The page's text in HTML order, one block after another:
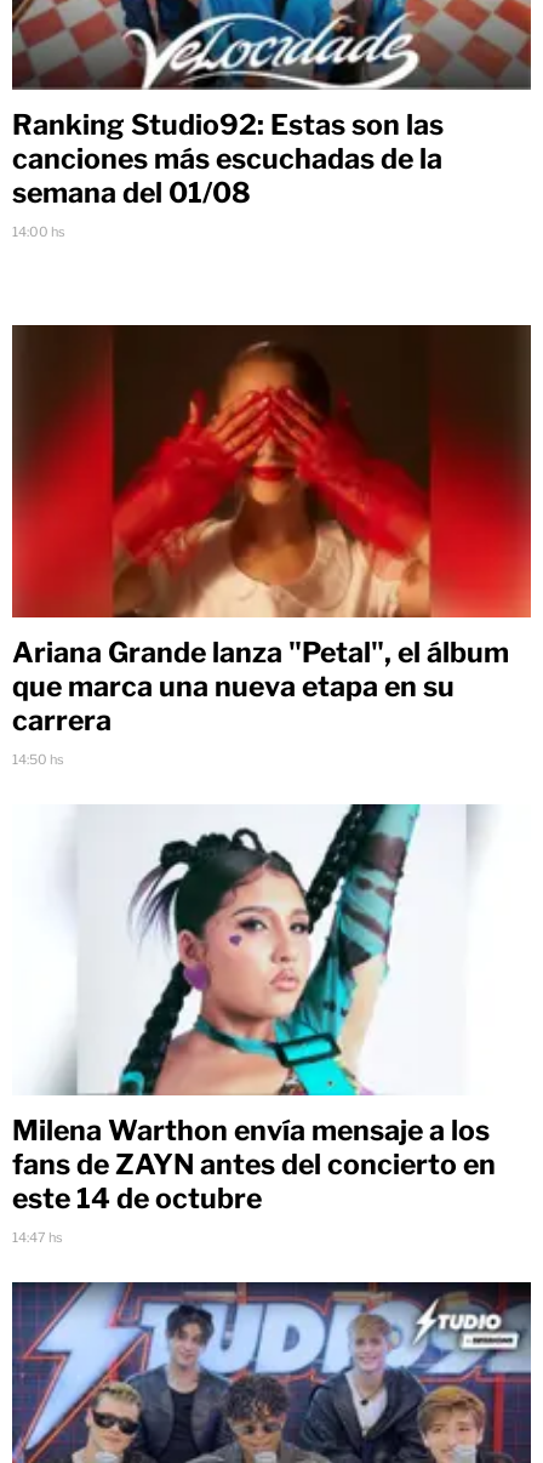
Ranking Studio92: Estas son las
canciones más escuchadas de la
semana del 01/08
14:00 hs
Ariana Grande lanza "Petal", el álbum
que marca una nueva etapa en su
carrera
14:50 hs
Milena Warthon envía mensaje a los
fans de ZAYN antes del concierto en
este 14 de octubre
14:47 hs